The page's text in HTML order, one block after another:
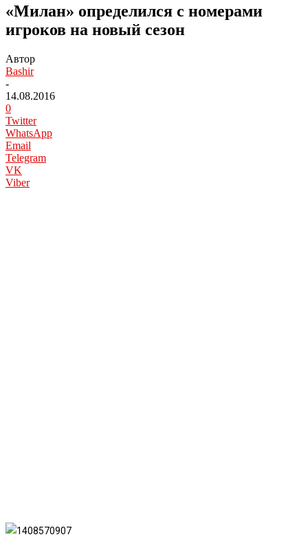
«Милан» определился с номерами
игроков на новый сезон
Автор
Bashir
-
14.08.2016
0
Twitter
WhatsApp
Email
Telegram
VK
Viber